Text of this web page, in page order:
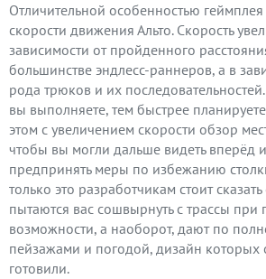
Отличительной особенностью
скорости движения Альто. Скорость
зависимости от пройденного
большинстве эндлесс-раннеров, а в
рода трюков и их
вы выполняете, тем быстрее
этом с увеличением скорости обзор
чтобы вы могли дальше видеть вперёд
предпринять меры по избежанию
только это разработчикам стоит
пытаются вас сошвырнуть с трассы
возможности, а наоборот, дают по
пейзажами и погодой, дизайн которых
готовили.